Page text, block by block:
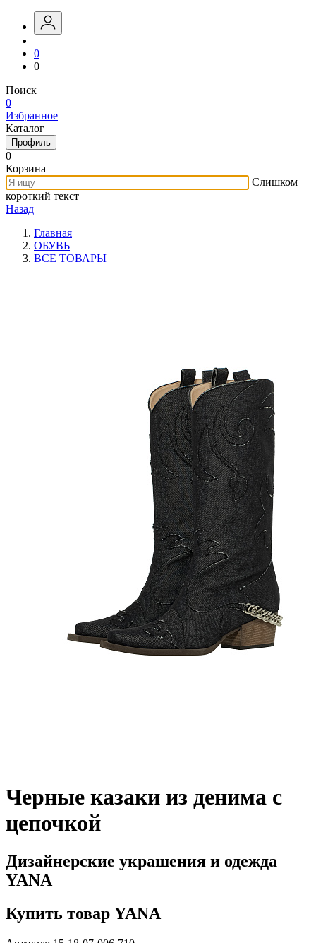
0
0
Поиск
0
Избранное
Каталог
Профиль
0
Корзина
Слишком
короткий текст
Назад
Главная
ОБУВЬ
ВСЕ ТОВАРЫ
Черные казаки из денима с
цепочкой
Дизайнерские украшения и одежда
YANA
Купить товар YANA